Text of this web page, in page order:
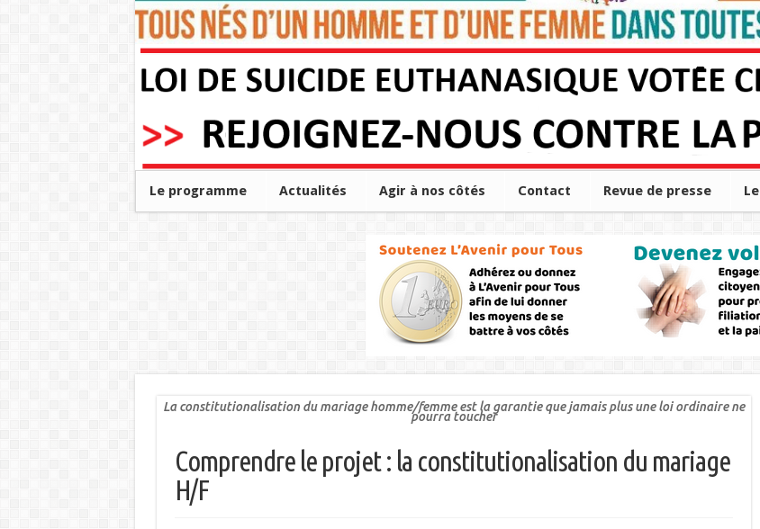
Le programme Actualités Agir à nos côtés Contact Revue de presse
La constitutionalisation du mariage homme/femme est la garantie que jamais plus une loi ordinaire ne
pourra toucher
Comprendre le projet : la constitutionalisation du mariage
H/F